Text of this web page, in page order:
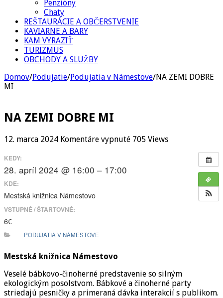
Penzióny
Chaty
REŠTAURÁCIE A OBČERSTVENIE
KAVIARNE A BARY
KAM VYRAZIŤ
TURIZMUS
OBCHODY A SLUŽBY
Domov/Podujatie/Podujatia v Námestove/NA ZEMI DOBRE
MI
NA ZEMI DOBRE MI
12. marca 2024 Komentáre vypnuténa
705 Views
KEDY:
28. apríl 2024 @ 16:00 – 17:00
KDE:
Mestská knižnica Námestovo
VSTUPNÉ / ŠTARTOVNÉ:
6€
PODUJATIA V NÁMESTOVE
Mestská knižnica Námestovo
Veselé bábkovo-činoherné predstavenie so silným
ekologickým posolstvom. Bábkové a činoherné party
striedajú pesničky a primeraná dávka interakcií s publikom.